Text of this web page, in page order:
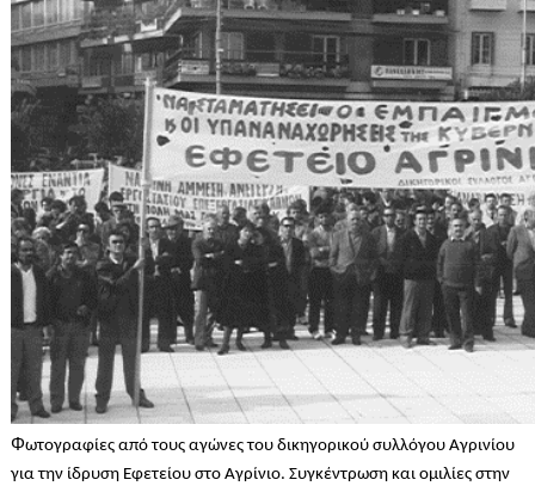
Φωτογραφίες από τους αγώνες του δικηγορικού συλλόγου Αγρινίου
για την ίδρυση Εφετείου στο Αγρίνιο. Συγκέντρωση και ομιλίες στην